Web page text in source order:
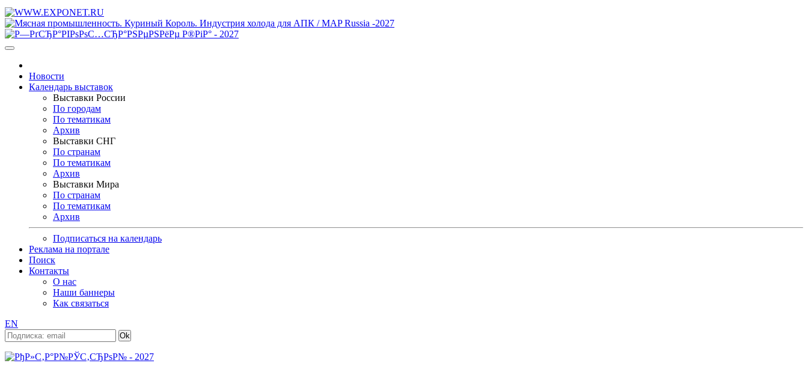
Новости
Календарь выставок
Выставки России
По городам
По тематикам
Архив
Выставки СНГ
По странам
По тематикам
Архив
Выставки Мира
По странам
По тематикам
Архив
Подписаться на календарь
Реклама на портале
Поиск
Контакты
О нас
Наши баннеры
Как связаться
EN